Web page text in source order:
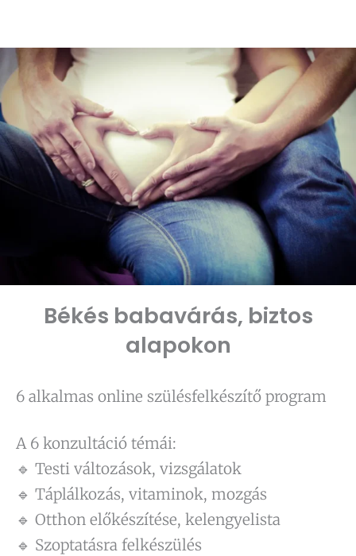
content
Békés babavárás, biztos
alapokon
6 alkalmas online szülésfelkészítő program
A 6 konzultáció témái:
🔹 Testi változások, vizsgálatok
🔹 Táplálkozás, vitaminok, mozgás
🔹 Otthon előkészítése, kelengyelista
🔹 Szoptatásra felkészülés